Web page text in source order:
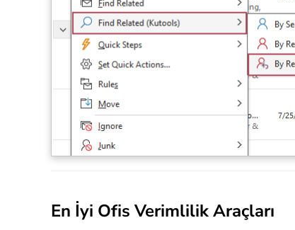
En İyi Ofis Verimlilik Araçları